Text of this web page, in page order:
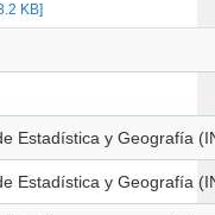
KB]
Estadística y Geografía
Estadística y Geografía